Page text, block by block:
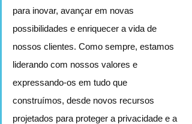
para inovar, avançar em novas
possibilidades e enriquecer a vida de
nossos clientes. Como sempre, estamos
liderando com nossos valores e
expressando-os em tudo que
construímos, desde novos recursos
projetados para proteger a privacidade e a